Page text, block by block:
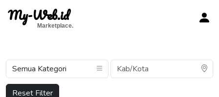
My-Web.id
Marketplace.
Reset Filter